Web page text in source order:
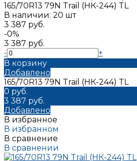
165/70R13 79N Trail (НК-244) TL
В наличии: 20 шт
3 387 руб.
-0%
3 387 руб.
-
+
В корзину
Добавлено
165/70R13 79N Trail (НК-244) TL
0 руб.
3 387 руб.
Добавлено
В избранное
В избранном
В сравнение
В сравнении